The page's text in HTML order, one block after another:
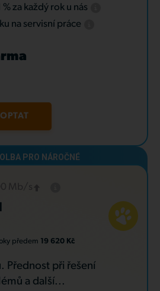
% za každý rok u nás
na servisní práce
předem 19 620 Kč
Přednost při řešení
a další...